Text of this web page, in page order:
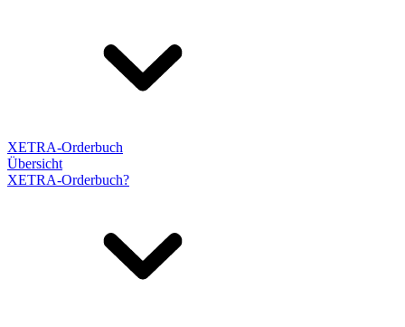
XETRA-Orderbuch
Übersicht
XETRA-Orderbuch?